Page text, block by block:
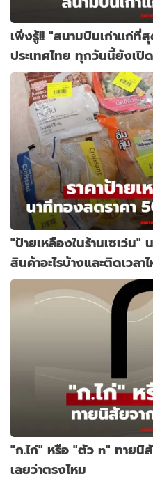
เพิ่งรู้!! "สนามบินเก่าแก่ที่สุ
ประเทศไทย ทุกวันนี้ยังเปิ
"ป้ายเหลืองในร้านเซเว่น
สินค้าอะไรบ้างและติดเวลา
"ก.ไก่" หรือ "ตัว n" ทายนิ
เลยว่าตรงไหม